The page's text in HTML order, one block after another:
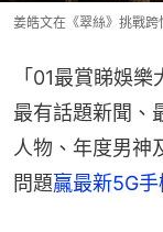
姜皓文在《翠絲》挑戰跨
「01最賞睇娛
最有話題新聞、
人物、年度男神
問題贏最新5G手